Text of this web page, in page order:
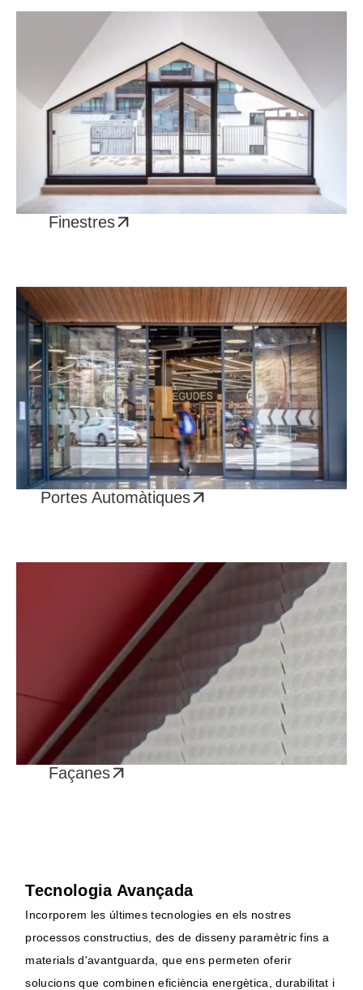
Finestres
Portes Automàtiques​
Façanes
Tecnologia Avançada
Incorporem les últimes tecnologies en els nostres
processos constructius, des de disseny paramètric fins a
materials d'avantguarda, que ens permeten oferir
solucions que combinen eficiència energètica, durabilitat i